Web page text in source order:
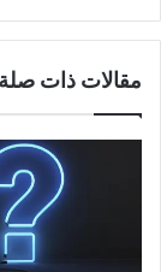
مقالات ذات صلة